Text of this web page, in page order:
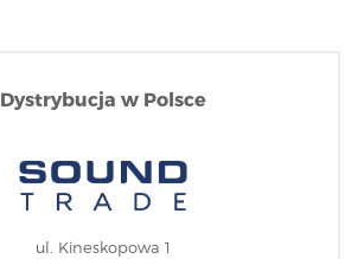
Dystrybucja w Polsce
ul. Kineskopowa 1